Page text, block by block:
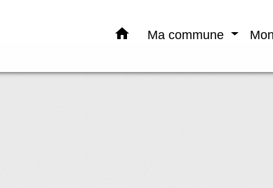
home Ma commune